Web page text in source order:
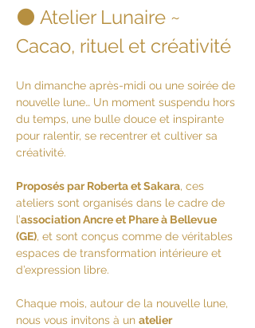
🌑 Atelier Lunaire ~
Cacao, rituel et créativité
Un dimanche après-midi ou une soirée de
nouvelle lune… Un moment suspendu hors
du temps, une bulle douce et inspirante
pour ralentir, se recentrer et cultiver sa
créativité.
Proposés par Roberta et Sakara, ces
ateliers sont organisés dans le cadre de
l’association Ancre et Phare à Bellevue
(GE), et sont conçus comme de véritables
espaces de transformation intérieure et
d’expression libre.
Chaque mois, autour de la nouvelle lune,
nous vous invitons à un atelier